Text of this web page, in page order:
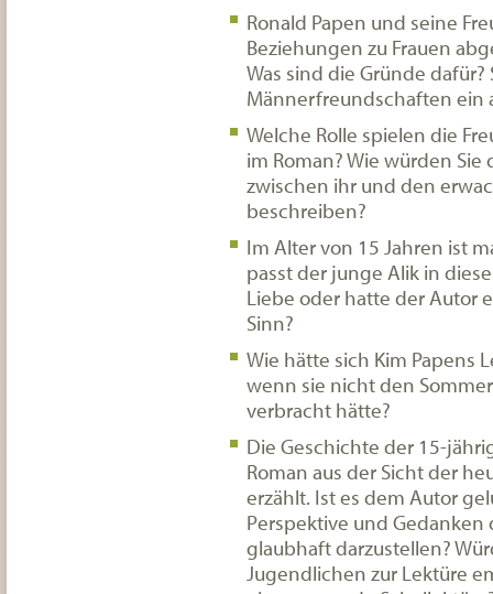
Ronald Papen und seine
Beziehungen zu Frauen
Was sind die Gründe dafür?
Männerfreundschaften ein
Welche Rolle spielen die
im Roman? Wie würden Sie
zwischen ihr und den
beschreiben?
Im Alter von 15 Jahren ist
passt der junge Alik in
Liebe oder hatte der Autor
Sinn?
Wie hätte sich Kim Papens
wenn sie nicht den
verbracht hätte?
Die Geschichte der 15-
Roman aus der Sicht der
erzählt. Ist es dem Autor
Perspektive und
glaubhaft darzustellen?
Jugendlichen zur Lektüre